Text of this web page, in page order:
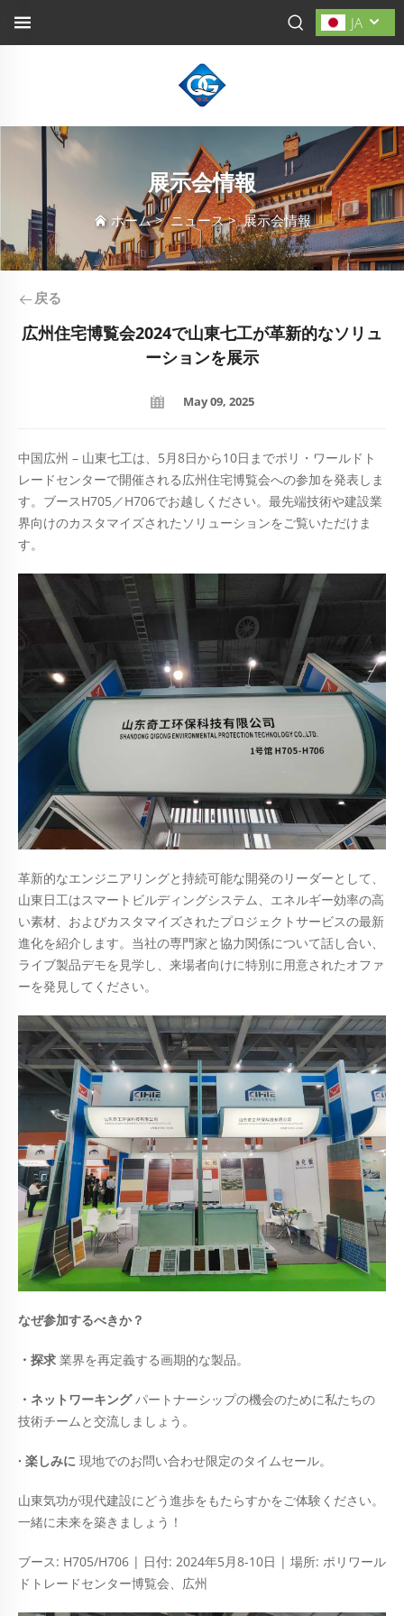
JA
展示会情報
ホーム>ニュース>展示会情報
戻る
広州住宅博覧会2024で山東七工が革新的なソリュ
ーションを展示
May 09, 2025
中国広州 – 山東七工は、5月8日から10日までポリ・ワールドト
レードセンターで開催される広州住宅博覧会への参加を発表しま
す。ブースH705／H706でお越しください。最先端技術や建設業
界向けのカスタマイズされたソリューションをご覧いただけま
す。
革新的なエンジニアリングと持続可能な開発のリーダーとして、
山東日工はスマートビルディングシステム、エネルギー効率の高
い素材、およびカスタマイズされたプロジェクトサービスの最新
進化を紹介します。当社の専門家と協力関係について話し合い、
ライブ製品デモを見学し、来場者向けに特別に用意されたオファ
ーを発見してください。
なぜ参加するべきか？
・探求 業界を再定義する画期的な製品。
・ネットワーキングパートナーシップの機会のために私たちの
技術チームと交流しましょう。
· 楽しみに 現地でのお問い合わせ限定のタイムセール。
山東気功が現代建設にどう進歩をもたらすかをご体験ください。
一緒に未来を築きましょう！
ブース: H705/H706 | 日付: 2024年5月8-10日 | 場所: ポリワール
ドトレードセンター博覧会、広州